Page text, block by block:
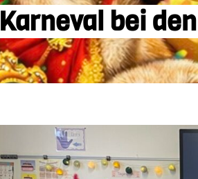
Karneval bei